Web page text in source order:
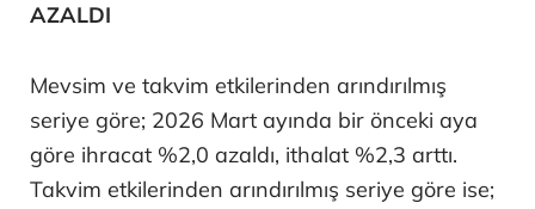
AZALDI
Mevsim ve takvim etkilerinden arındırılmış
seriye göre; 2026 Mart ayında bir önceki aya
göre ihracat %2,0 azaldı, ithalat %2,3 arttı.
Takvim etkilerinden arındırılmış seriye göre ise;